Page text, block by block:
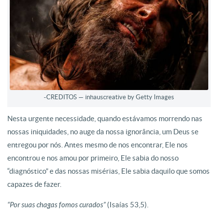
-CREDITOS — inhauscreative by Getty Images
Nesta urgente necessidade, quando estávamos morrendo nas
nossas iniquidades, no auge da nossa ignorância, um Deus se
entregou por nós. Antes mesmo de nos encontrar, Ele nos
encontrou e nos amou por primeiro, Ele sabia do nosso
“diagnóstico” e das nossas misérias, Ele sabia daquilo que somos
capazes de fazer.
“Por suas chagas fomos curados”(Isaías 53,5).